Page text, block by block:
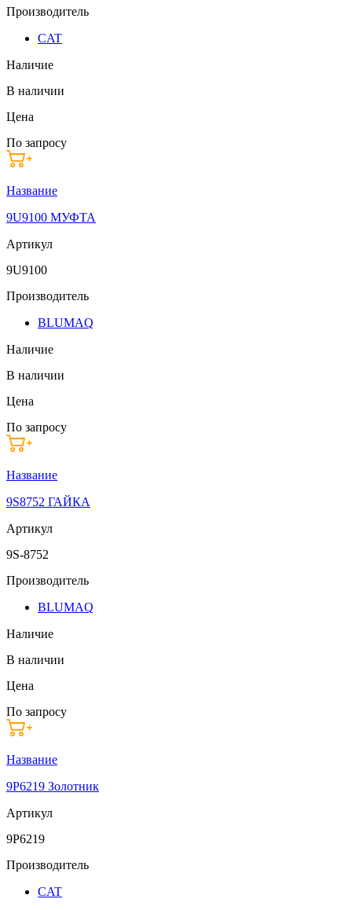
Производитель
CAT
Наличие
В наличии
Цена
По запросу
Название
9U9100 МУФТА
Артикул
9U9100
Производитель
BLUMAQ
Наличие
В наличии
Цена
По запросу
Название
9S8752 ГАЙКА
Артикул
9S-8752
Производитель
BLUMAQ
Наличие
В наличии
Цена
По запросу
Название
9P6219 Золотник
Артикул
9P6219
Производитель
CAT